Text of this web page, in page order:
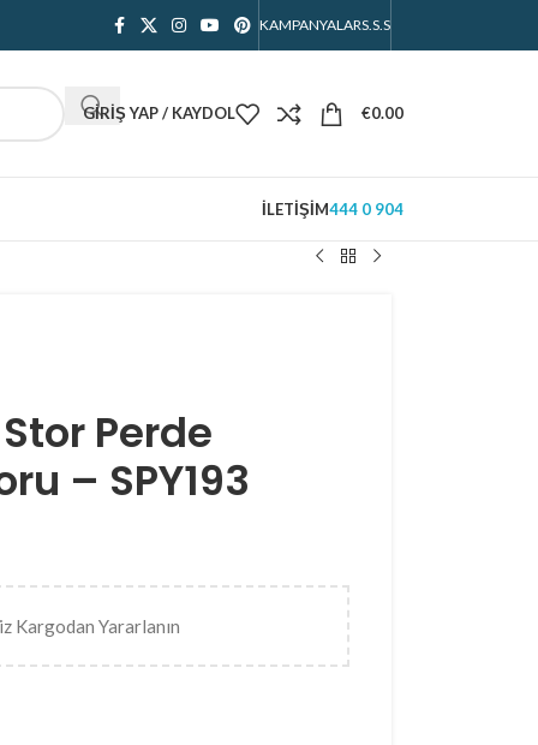
KAMPANYALARS.S.S
GIRIŞ YAP / KAYDOL €0.00
İLETIŞIM444 0 904
Perde
– SPY193
Kargodan Yararlanın